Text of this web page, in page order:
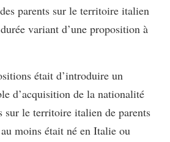
parents sur le territoire italien
variant d’une proposition à
était d’introduire un
d’acquisition de la nationalité
sur le territoire italien de parents
moins était né en Italie ou